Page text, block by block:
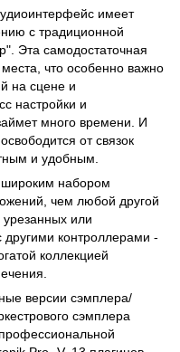
имеет
с традиционной
Эта самодостаточная
что особенно важно
на сцене и
настройки и
много времени. И
от связок
и удобным.
широким набором
чем любой другой
или
контроллерами -
коллекцией
версии сэмплера/
сэмплера